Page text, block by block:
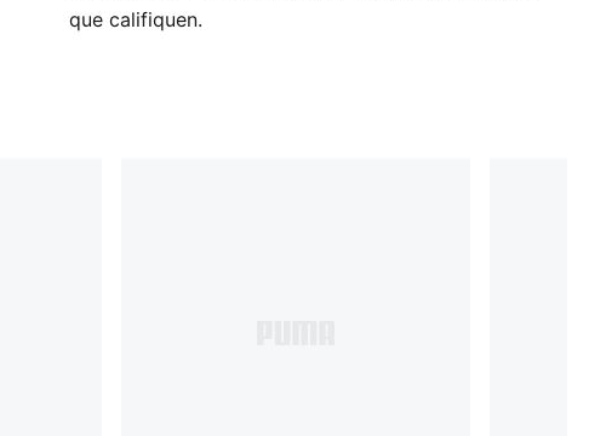
Acentos de detalles bordados
que califiquen.